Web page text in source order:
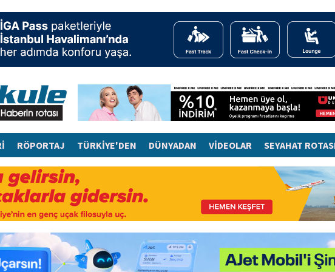
RÖPORTAJ TÜRKİYE'DEN DÜNYADAN VİDEOLAR SEYAHAT